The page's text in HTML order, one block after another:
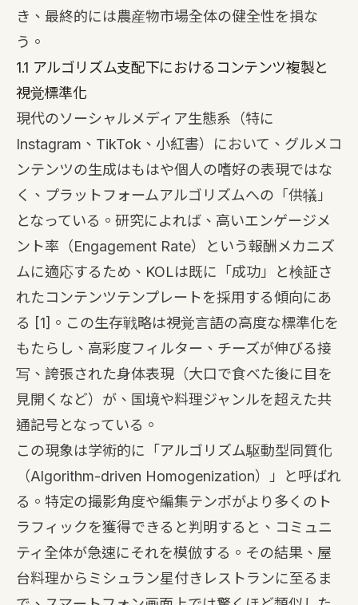
き、最終的には農産物市場全体の健全性を損な
う。
1.1 アルゴリズム支配下におけるコンテンツ複製と
視覚標準化
現代のソーシャルメディア生態系（特に
Instagram、TikTok、小紅書）において、グルメコ
ンテンツの生成はもはや個人の嗜好の表現ではな
く、プラットフォームアルゴリズムへの「供犠」
となっている。研究によれば、高いエンゲージメ
ント率（Engagement Rate）という報酬メカニズ
ムに適応するため、KOLは既に「成功」と検証さ
れたコンテンツテンプレートを採用する傾向にあ
る [1] 。この生存戦略は視覚言語の高度な標準化を
もたらし、高彩度フィルター、チーズが伸びる接
写、誇張された身体表現（大口で食べた後に目を
見開くなど）が、国境や料理ジャンルを超えた共
通記号となっている。
この現象は学術的に「アルゴリズム駆動型同質化
（Algorithm-driven Homogenization）」と呼ばれ
る。特定の撮影角度や編集テンポがより多くのト
ラフィックを獲得できると判明すると、コミュニ
ティ全体が急速にそれを模倣する。その結果、屋
台料理からミシュラン星付きレストランに至るま